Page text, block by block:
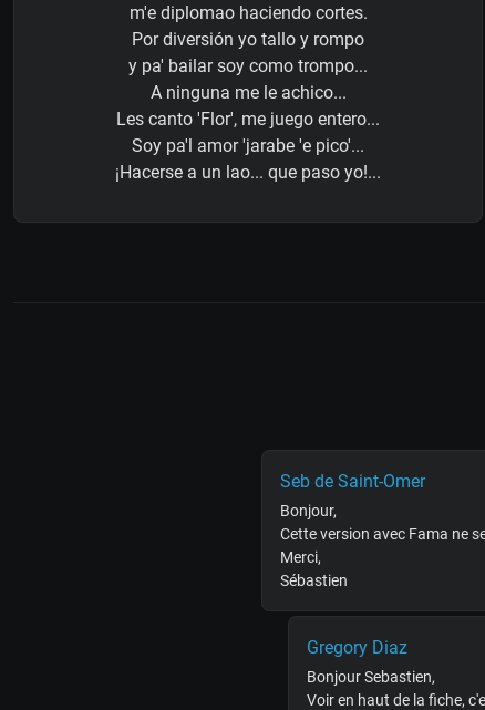
m'e diplomao haciendo cortes.
Por diversión yo tallo y rompo
y pa' bailar soy como trompo...
A ninguna me le achico...
Les canto 'Flor', me juego entero...
Soy pa'l amor 'jarabe 'e pico'...
¡Hacerse a un lao... que paso yo!...
Seb de Saint-Omer
Bonjour,
Cette version avec Fama ne
Merci,
Sébastien
Gregory Diaz
Bonjour Sebastien,
Voir en haut de la fiche,